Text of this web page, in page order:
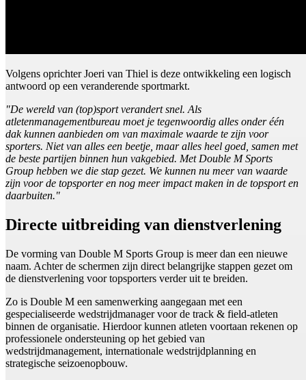
Volgens oprichter Joeri van Thiel is deze ontwikkeling een logisch
antwoord op een veranderende sportmarkt.
"De wereld van (top)sport verandert snel. Als
atletenmanagementbureau moet je tegenwoordig alles onder één
dak kunnen aanbieden om van maximale waarde te zijn voor
sporters. Niet van alles een beetje, maar alles heel goed, samen met
de beste partijen binnen hun vakgebied. Met Double M Sports
Group hebben we die stap gezet. We kunnen nu meer van waarde
zijn voor de topsporter en nog meer impact maken in de topsport en
daarbuiten."
Directe uitbreiding van dienstverlening
De vorming van Double M Sports Group is meer dan een nieuwe
naam. Achter de schermen zijn direct belangrijke stappen gezet om
de dienstverlening voor topsporters verder uit te breiden.
Zo is Double M een samenwerking aangegaan met een
gespecialiseerde wedstrijdmanager voor de track & field-atleten
binnen de organisatie. Hierdoor kunnen atleten voortaan rekenen op
professionele ondersteuning op het gebied van
wedstrijdmanagement, internationale wedstrijdplanning en
strategische seizoenopbouw.